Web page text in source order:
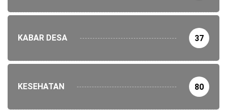
KABAR DESA 37
KESEHATAN 80